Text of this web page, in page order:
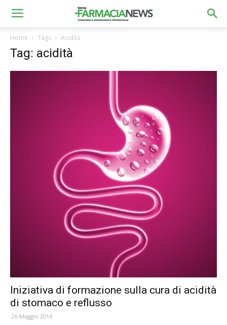
Home Tags Acidità
Tag: acidità
Iniziativa di formazione sulla cura di acidità
di stomaco e reflusso
26 Maggio 2014